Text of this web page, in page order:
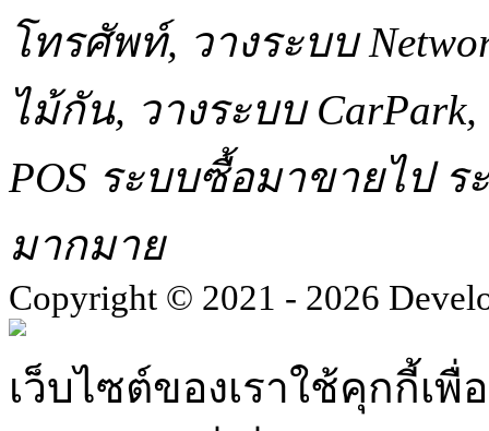
โทรศัพท์, วางระบบ
ไม้กัน, วางระบบ
POS ระบบซื้อมาขายไป ร
มากมาย
Copyright © 2021 - 2026
เว็บไซต์ของเราใช้คุกกี้เ